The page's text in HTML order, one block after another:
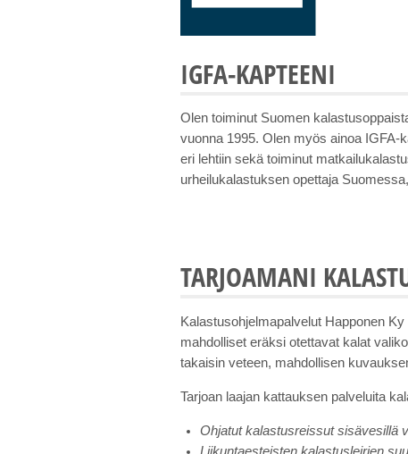
IGFA-KAPTEENI
Olen toiminut Suomen
vuonna 1995. Olen myös ainoa IGFA-
eri lehtiin sekä toiminut
urheilukalastuksen opettaja Suomessa,
TARJOAMANI
Kalastusohjelmapalvelut Happonen
mahdolliset eräksi otettavat kalat
takaisin veteen, mahdollisen
Tarjoan laajan kattauksen palveluita
Ohjatut kalastusreissut sisävesillä
Liikuntaesteisten kalastusleirien